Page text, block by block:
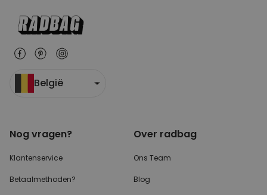
België
Nog vragen?
Klantenservice
Betaalmethoden?
Over radbag
Ons Team
Blog